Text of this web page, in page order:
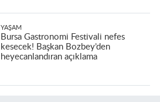
YAŞAM
Bursa Gastronomi Festivali nefes
kesecek! Başkan Bozbey’den
heyecanlandıran açıklama